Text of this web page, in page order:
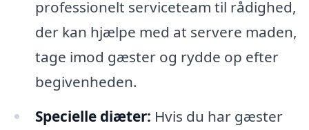
professionelt serviceteam til rådighed,
der kan hjælpe med at servere maden,
tage imod gæster og rydde op efter
begivenheden.
Specielle diæter: Hvis du har gæster